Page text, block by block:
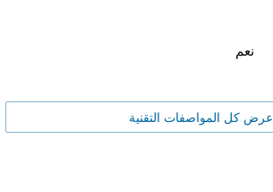
نعم
عرض كل المواصفات التقنية